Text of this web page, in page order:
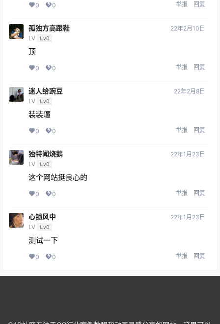
0 0 举报 回复
孤独方高跟鞋
LV Lv0
22年2月10日
顶
0 0 举报 回复
迷人给豌豆
LV Lv0
22年2月8日
装装逼
0 0 举报 回复
独特闻烧鹅
LV Lv0
22年1月23日
这个网站挺良心的
0 0 举报 回复
心锁风中
LV Lv0
22年1月23日
测试一下
0 0 举报 回复